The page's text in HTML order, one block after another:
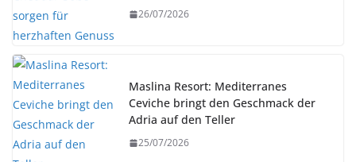
26/07/2026
Maslina Resort: Mediterranes
Ceviche bringt den Geschmack der
Adria auf den Teller
25/07/2026